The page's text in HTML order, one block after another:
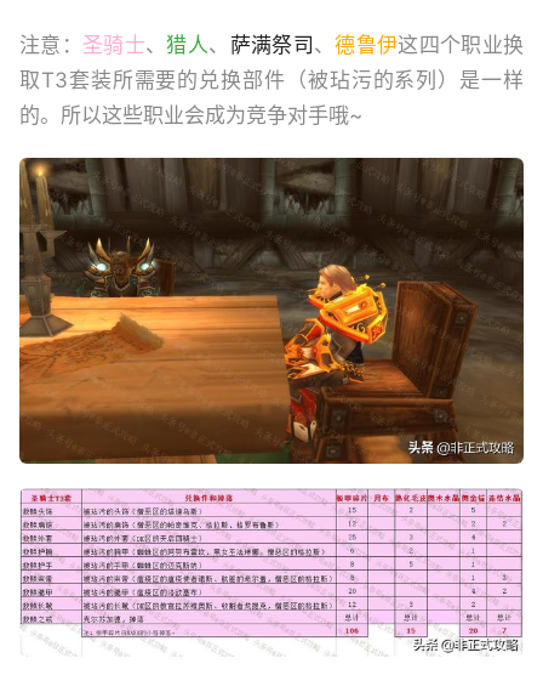
注意： 圣骑士、猎人、 萨满祭司 、德鲁伊这四个职业换
取T3套装所需要的兑换部件（被玷污的系列）是一样
的。所以这些职业会成为竞争对手哦~